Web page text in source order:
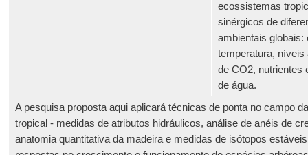
ecossistemas
sinérgicos de
ambientais globais:
temperatura, níveis
de CO2, nutrientes
de água.
A pesquisa proposta aqui aplicará técnicas de ponta no campo
tropical - medidas de atributos hidráulicos, análise de anéis de
anatomia quantitativa da madeira e medidas de isótopos